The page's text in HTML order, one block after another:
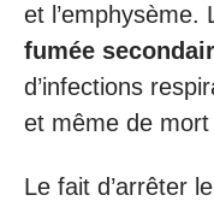
et l’emphysème.
fumée
d’infections
et même de
Le fait d’arrêter